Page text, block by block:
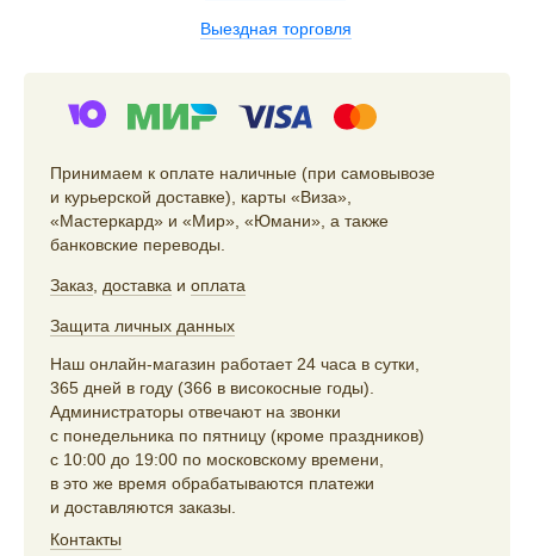
Выездная торговля
Принимаем к оплате наличные (при самовывозе
и курьерской доставке), карты «Виза»,
«Мастеркард» и «Мир», «Юмани», а также
банковские переводы.
Заказ доставка и оплата
Защита личных данных
Наш онлайн-магазин работает 24 часа в сутки,
365 дней в году (366 в високосные годы).
Администраторы отвечают на звонки
с понедельника по пятницу (кроме праздников)
с 10:00 до 19:00 по московскому времени,
в это же время обрабатываются платежи
и доставляются заказы.
Контакты